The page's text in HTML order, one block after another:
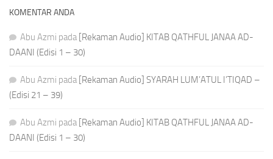
KOMENTAR ANDA
Abu Azmi pada [Rekaman Audio] KITAB QATHFUL JANAA AD-
DAANI (Edisi 1 – 30)
Abu Azmi pada [Rekaman Audio] SYARAH LUM’ATUL I’TIQAD –
(Edisi 21 – 39)
Abu Azmi pada [Rekaman Audio] KITAB QATHFUL JANAA AD-
DAANI (Edisi 1 – 30)